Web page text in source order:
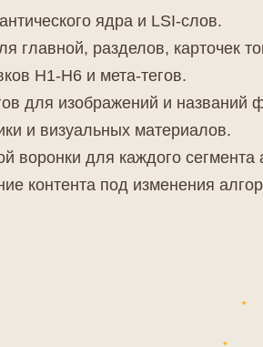
ядра и LSI-слов.
главной, разделов, карточек
H1-H6 и мета-тегов.
для изображений и названий
и визуальных материалов.
воронки для каждого сегмента
контента под изменения